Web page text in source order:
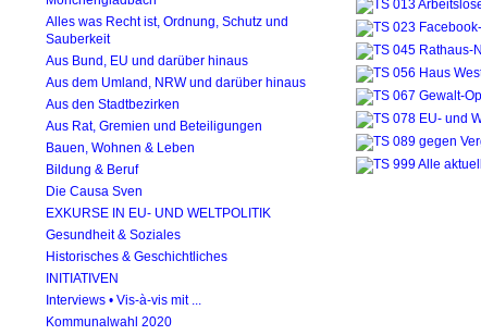
Alles was Recht ist, Ordnung, Schutz und
Sauberkeit
Aus Bund, EU und darüber hinaus
Aus dem Umland, NRW und darüber hinaus
Aus den Stadtbezirken
Aus Rat, Gremien und Beteiligungen
Bauen, Wohnen & Leben
Bildung & Beruf
Die Causa Sven
EXKURSE IN EU- UND WELTPOLITIK
Gesundheit & Soziales
Historisches & Geschichtliches
INITIATIVEN
Interviews • Vis-à-vis mit ...
Kommunalwahl 2020